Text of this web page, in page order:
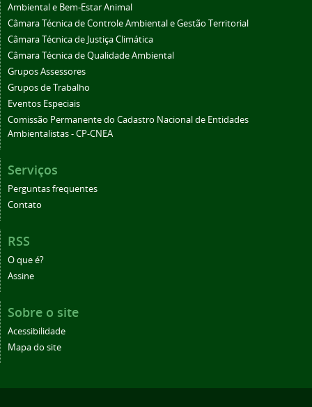
Ambiental e Bem-Estar Animal
Câmara Técnica de Controle Ambiental e Gestão Territorial
Câmara Técnica de Justiça Climática
Câmara Técnica de Qualidade Ambiental
Grupos Assessores
Grupos de Trabalho
Eventos Especiais
Comissão Permanente do Cadastro Nacional de Entidades
Ambientalistas - CP-CNEA
Serviços
Perguntas frequentes
Contato
RSS
O que é?
Assine
Sobre o site
Acessibilidade
Mapa do site